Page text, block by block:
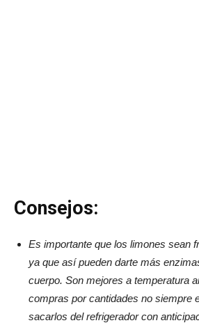
Consejos:
Es importante que los limones sean
ya que así pueden darte más
cuerpo. Son mejores a temperatura
compras por cantidades no siempre
sacarlos del refrigerador con